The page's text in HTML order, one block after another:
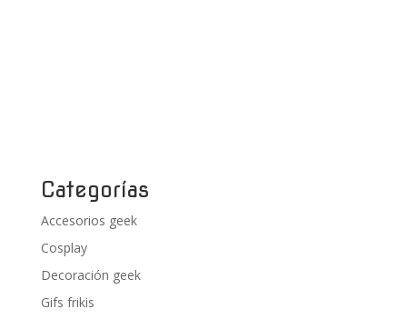
Categorías
Accesorios geek
Cosplay
Decoración geek
Gifs frikis